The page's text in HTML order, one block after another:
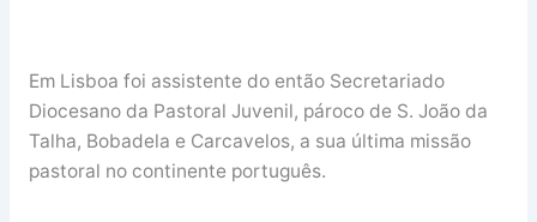
Em Lisboa foi assistente do então Secretariado
Diocesano da Pastoral Juvenil, pároco de S. João da
Talha, Bobadela e Carcavelos, a sua última missão
pastoral no continente português.